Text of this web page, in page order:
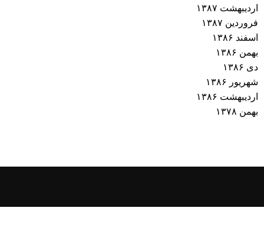
اردیبهشت ۱۳۸۷
فروردین ۱۳۸۷
اسفند ۱۳۸۶
بهمن ۱۳۸۶
دی ۱۳۸۶
شهریور ۱۳۸۶
اردیبهشت ۱۳۸۶
بهمن ۱۳۷۸